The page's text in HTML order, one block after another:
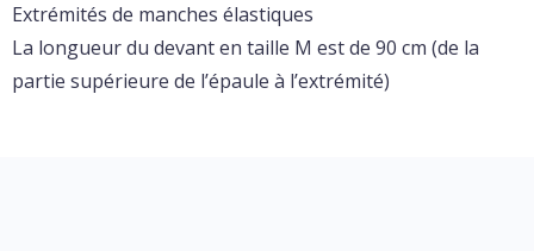
Extrémités de manches élastiques
La longueur du devant en taille M est de 90 cm (de la
partie supérieure de l’épaule à l’extrémité)